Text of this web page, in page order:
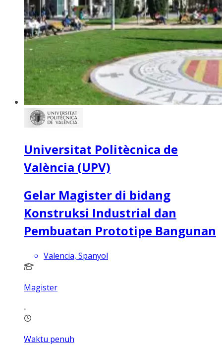
Universitat Politècnica de
València (UPV)
Gelar Magister di bidang
Konstruksi Industrial dan
Pembuatan Prototipe Bangunan
Valencia, Spanyol
Magister
Waktu penuh